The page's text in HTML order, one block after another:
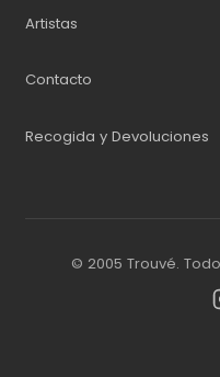
Artistas
Contacto
Recogida y Devoluciones
© 2005 Trouvé.